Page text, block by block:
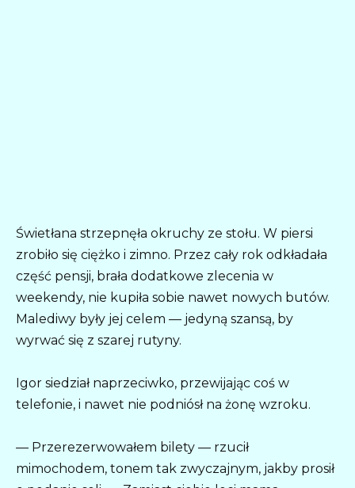
Świetłana strzepnęła okruchy ze stołu. W piersi
zrobiło się ciężko i zimno. Przez cały rok odkładała
część pensji, brała dodatkowe zlecenia w
weekendy, nie kupiła sobie nawet nowych butów.
Malediwy były jej celem — jedyną szansą, by
wyrwać się z szarej rutyny.
Igor siedział naprzeciwko, przewijając coś w
telefonie, i nawet nie podniósł na żonę wzroku.
— Przerezerwowałem bilety — rzucił
mimochodem, tonem tak zwyczajnym, jakby prosił